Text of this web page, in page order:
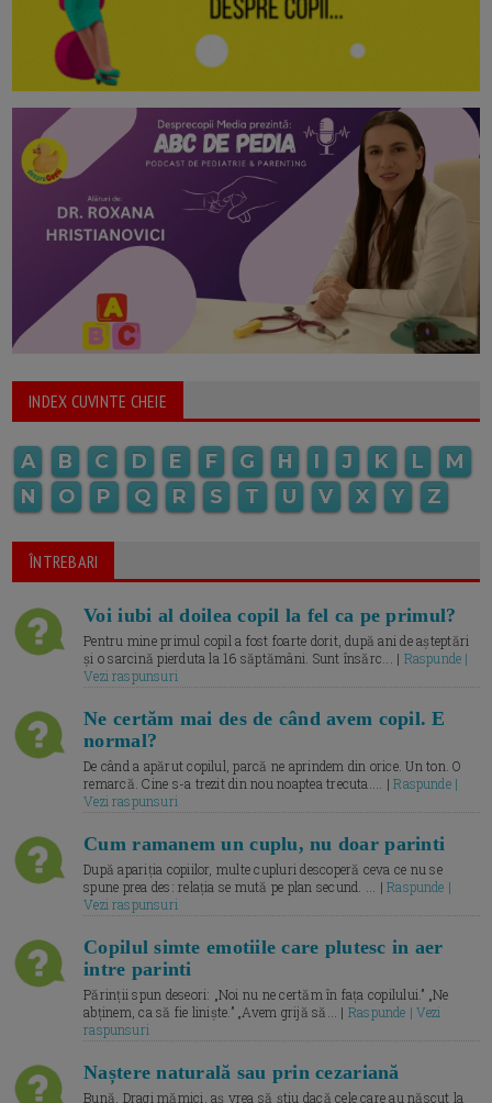
INDEX CUVINTE CHEIE
A B C D E F G H I J K L
M
N
O P Q R S T U V X Y Z
ÎNTREBARI
Voi iubi al doilea copil la fel ca pe primul?
Pentru mine primul copil a fost foarte dorit, după ani de așteptări
și o sarcină pierduta la 16 săptămâni. Sunt însărc... | Raspunde |
Vezi raspunsuri
Ne certăm mai des de când avem copil. E
normal?
De când a apărut copilul, parcă ne aprindem din orice. Un ton. O
remarcă. Cine s-a trezit din nou noaptea trecuta.... |Raspunde |
Vezi raspunsuri
Cum ramanem un cuplu, nu doar parinti
După apariția copiilor, multe cupluri descoperă ceva ce nu se
spune prea des: relația se mută pe plan secund. ... |Raspunde |
Vezi raspunsuri
Copilul simte emotiile care plutesc in aer
intre parinti
Părinții spun deseori: „Noi nu ne certăm în fața copilului.” „Ne
abținem, ca să fie liniște.” „Avem grijă să... | Raspunde | Vezi
raspunsuri
Naștere naturală sau prin cezariană
Bună, Dragi mămici, aș vrea să știu dacă cele care au născut la